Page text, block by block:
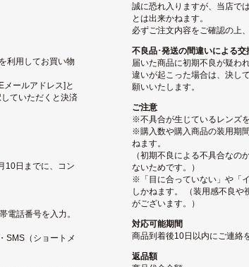
利用してお買い物
メールアドレス]と
ていただくと決済
10日までに、コン
電話番号を入力。
SMS（ショートメ
誠に恐れ入りますが、当店で
とは出来かねます。
必ずご注文内容をご確認の上
不良品･発送の間違いによる交
届いた商品に初期不良が疑わ
違いが起こった場合は、決し
願いいたします。
ご注意
※不具合が生じているレンズ
※購入数や購入商品の装用期
ねます。
（初期不良による不具合なの
ないためです。）
※「目に合っていない」や「
しかねます。 （装用感不良
がございます。）
対応可能期間
商品到着後10日以内にご連絡
返品額